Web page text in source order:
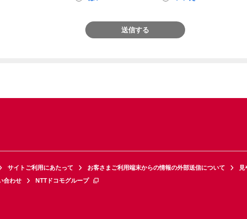
送信する
サイトご利用にあたって お客さまご利用端末からの情報の外部送信について
見
合わせ NTTドコモグループ